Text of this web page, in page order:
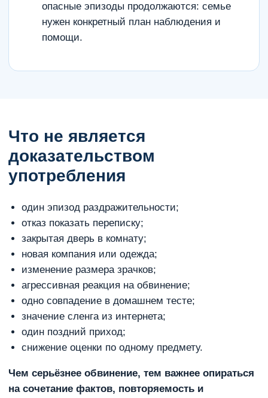
опасные эпизоды продолжаются: семье
нужен конкретный план наблюдения и
помощи.
Что не является
доказательством
употребления
один эпизод раздражительности;
отказ показать переписку;
закрытая дверь в комнату;
новая компания или одежда;
изменение размера зрачков;
агрессивная реакция на обвинение;
одно совпадение в домашнем тесте;
значение сленга из интернета;
один поздний приход;
снижение оценки по одному предмету.
Чем серьёзнее обвинение, тем важнее опираться
на сочетание фактов, повторяемость и